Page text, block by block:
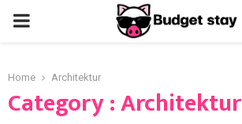
Home Architektur
Category : Architektur